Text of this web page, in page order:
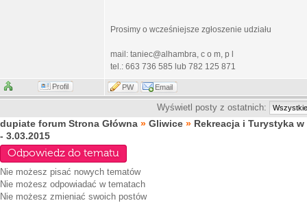
Prosimy o wcześniejsze zgłoszenie udziału
mail: taniec@alhambra, c o m, p l
tel.: 663 736 585 lub 782 125 871
Profil PW Email
Wyświetl posty z ostatnich:
dupiate forum Strona Główna » Gliwice » Rekreacja i Turystyka
- 3.03.2015
Odpowiedz do tematu
Nie możesz pisać nowych tematów
Nie możesz odpowiadać w tematach
Nie możesz zmieniać swoich postów